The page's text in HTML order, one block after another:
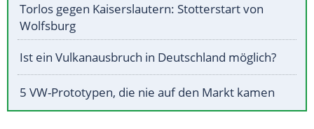
Torlos gegen Kaiserslautern: Stotterstart von
Wolfsburg
Ist ein Vulkanausbruch in Deutschland möglich?
5 VW-Prototypen, die nie auf den Markt kamen